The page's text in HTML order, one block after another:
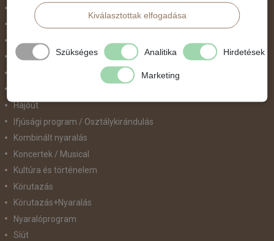
Belépőjegy
Egyéni út
Fesztiválok
Hajóút
Ifjúsági program / Osztálykirándulás
Kombinált nyaralás
Koncertek / Musical
Kultúra és történelem
Körutazás
Körutazás+Nyaralás
Nyaralóprogram
Síút
Kiválasztottak elfogadása
Szükséges Analitika Hirdetések
Marketing